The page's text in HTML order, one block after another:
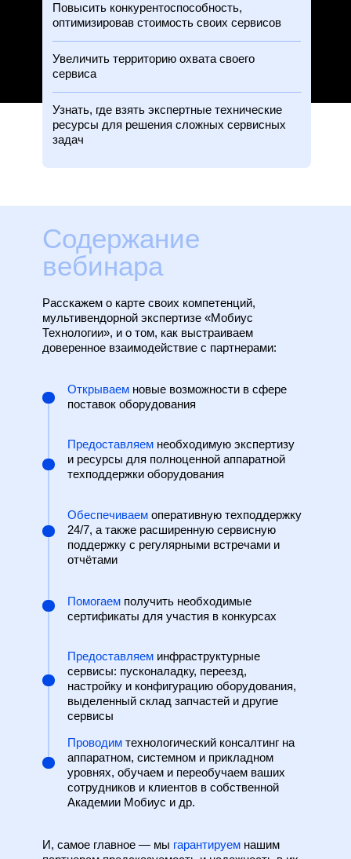
Повысить конкурентоспособность,
оптимизировав стоимость своих сервисов
Узнать, где взять экспертные технические
ресурсы для решения сложных сервисных
задач
Увеличить территорию охвата своего
сервиса
Расскажем о карте своих компетенций,
мультивендорной экспертизе «Мобиус
Технологии», и о том, как выстраиваем
доверенное взаимодействие с партнерами:
Помогаемполучить необходимые
сертификаты для участия в конкурсах
Предоставляеминфраструктурные
сервисы: пусконаладку, переезд,
настройку и конфигурацию оборудования,
выделенный склад запчастей и другие
сервисы
И, самое главное — мы гарантируем нашим
Проводимтехнологический консалтинг на
аппаратном, системном и прикладном
уровнях, обучаем и переобучаем ваших
сотрудников и клиентов в собственной
Академии Мобиус и др.
Обеспечиваемоперативную техподдержку
24/7, а также расширенную сервисную
поддержку с регулярными встречами и
отчётами
Предоставляемнеобходимую экспертизу
и ресурсы для полноценной аппаратной
техподдержки оборудования
Открываемновые возможности в сфере
поставок оборудования
Содержание
вебинара